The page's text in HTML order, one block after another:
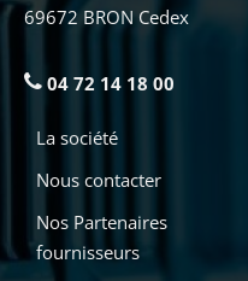
69672 BRON Cedex
04 72 14 18 00
La société
Nous contacter
Nos Partenaires
fournisseurs